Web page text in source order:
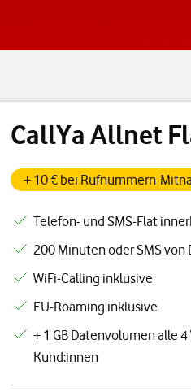
CallYa Allnet
+ 10 € bei Rufnummern-
Telefon- und SMS-Flat
200 Minuten oder SMS
WiFi-Calling inklusive
EU-Roaming inklusive
+ 1 GB Datenvolumen alle
Kund:innen